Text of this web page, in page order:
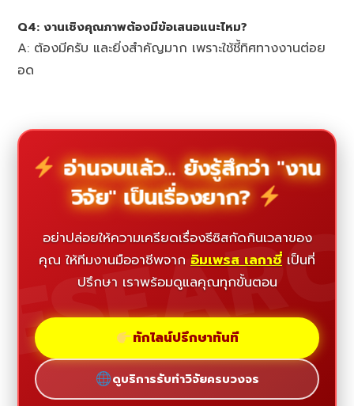
Q4: งานเชิงคุณภาพต้องมีข้อเสนอแนะไหม?
A: ต้องมีครับ และยิ่งสำคัญมาก เพราะใช้ชี้ทิศทางงานต่อย
อด
อ่านจบแล้ว... ยังรู้สึกว่า "งาน
วิจัย" เป็นเรื่องยาก?
อย่าปล่อยให้ความเครียดเรื่องธีซิสกัดกินเวลาของ
คุณ ให้ทีมงานมืออาชีพจาก อิมเพรส เลกาซี่ เป็นที่
ปรึกษา เราพร้อมดูแลคุณทุกขั้นตอน
ทักไลน์ปรึกษาทันที
ดูบริการรับทำวิจัยครบวงจร